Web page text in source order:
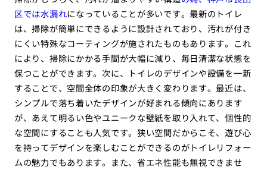
区では水漏れになっていることが多いです。最新のトイレ
は、掃除が簡単にできるように設計されており、汚れが付き
にくい特殊なコーティングが施されたものもあります。これ
により、掃除にかかる手間が大幅に減り、毎日清潔な状態を
保つことができます。次に、トイレのデザインや設備を一新
することで、空間全体の印象が大きく変わります。最近は、
シンプルで落ち着いたデザインが好まれる傾向にあります
が、あえて明るい色やユニークな壁紙を取り入れて、個性的
な空間にすることも人気です。狭い空間だからこそ、遊び心
を持ってデザインを楽しむことができるのがトイレリフォー
ムの魅力でもあります。また、省エネ性能も無視できませ